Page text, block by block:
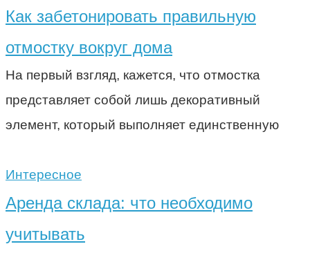
Как забетонировать правильную
отмостку вокруг дома
На первый взгляд, кажется, что отмостка
представляет собой лишь декоративный
элемент, который выполняет единственную
Интересное
Аренда склада: что необходимо
учитывать